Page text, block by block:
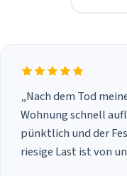
„Nach dem Tod
Wohnung schnell
pünktlich und der
riesige Last ist von